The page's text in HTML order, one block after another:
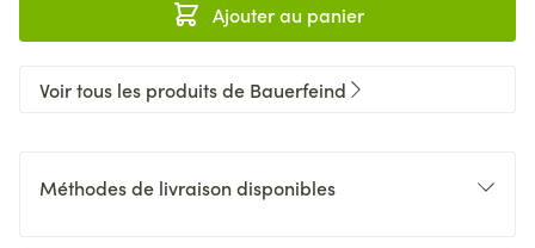
Ajouter au panier
Voir tous les produits de Bauerfeind
Méthodes de livraison disponibles